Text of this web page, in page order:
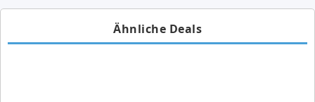
Ähnliche Deals